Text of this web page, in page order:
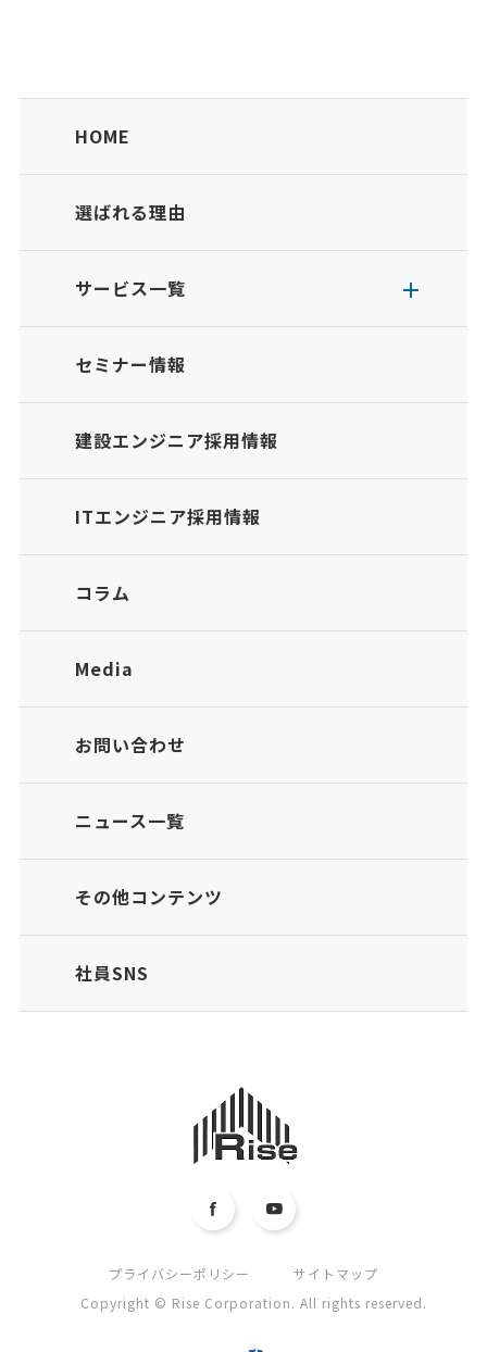
HOME
選ばれる理由
サービス一覧
セミナー情報
建設エンジニア採用情報
ITエンジニア採用情報
コラム
Media
お問い合わせ
ニュース一覧
その他コンテンツ
社員SNS
プライバシーポリシー
サイトマップ
Copyright © Rise Corporation. All rights reserved.